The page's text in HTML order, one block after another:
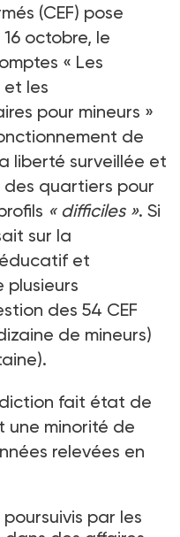
(CEF) pose
octobre, le
« Les
les
pour mineurs »
de
liberté surveillée et
des quartiers pour
« difficiles ». Si
sur la
et
plusieurs
des 54 CEF
de mineurs)
fait état de
une minorité de
relevées en
poursuivis par les